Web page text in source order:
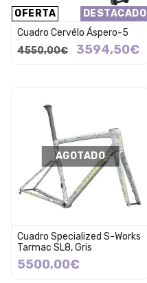
OFERTA DESTACADO
Cuadro Cervélo Áspero-5
4550,00€
3594,50€
AGOTADO
Cuadro Specialized S-Works
Tarmac SL8, Gris
5500,00€